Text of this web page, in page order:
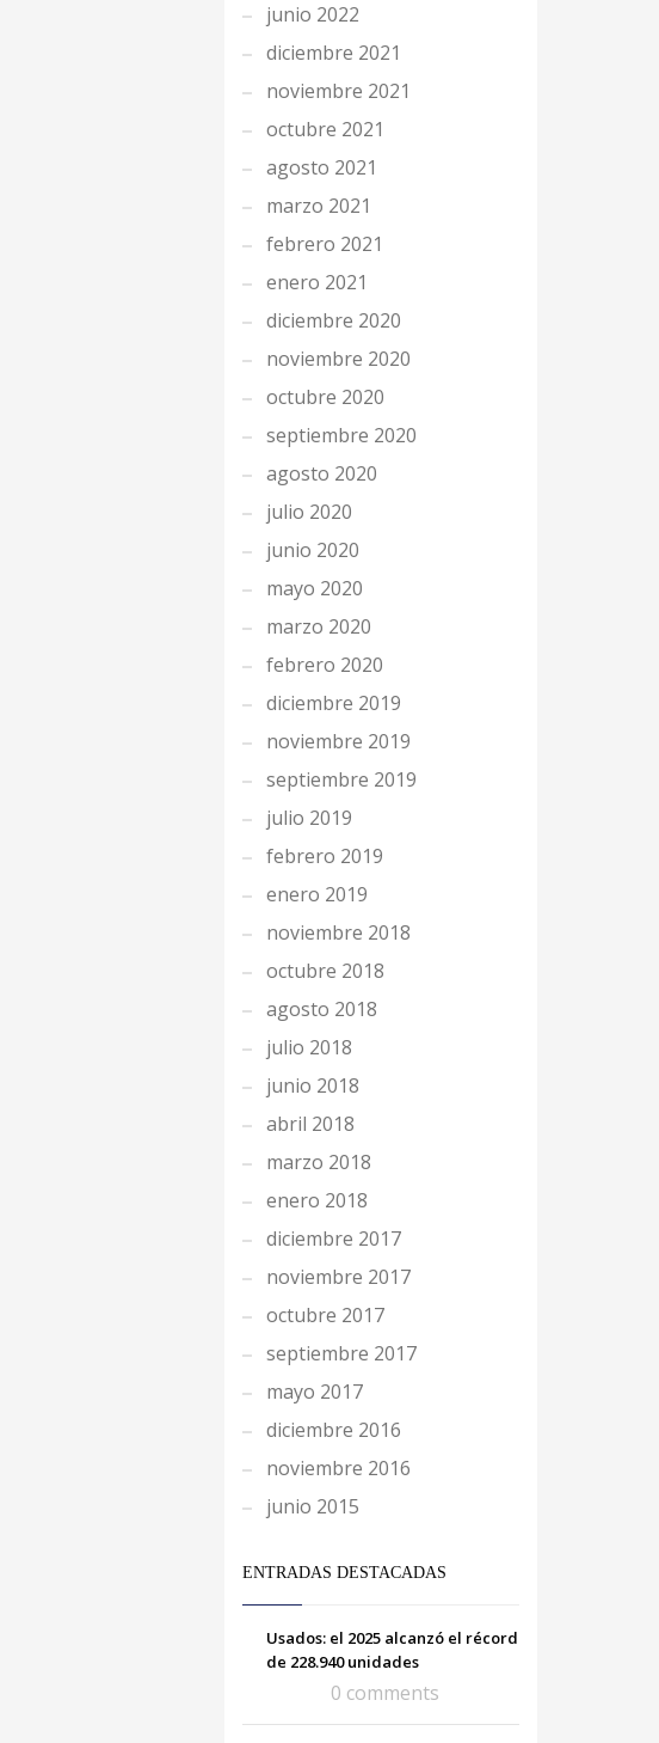
junio 2022
diciembre 2021
noviembre 2021
octubre 2021
agosto 2021
marzo 2021
febrero 2021
enero 2021
diciembre 2020
noviembre 2020
octubre 2020
septiembre 2020
agosto 2020
julio 2020
junio 2020
mayo 2020
marzo 2020
febrero 2020
diciembre 2019
noviembre 2019
septiembre 2019
julio 2019
febrero 2019
enero 2019
noviembre 2018
octubre 2018
agosto 2018
julio 2018
junio 2018
abril 2018
marzo 2018
enero 2018
diciembre 2017
noviembre 2017
octubre 2017
septiembre 2017
mayo 2017
diciembre 2016
noviembre 2016
junio 2015
ENTRADAS DESTACADAS
Usados: el 2025 alcanzó el récord
de 228.940 unidades
0 comments